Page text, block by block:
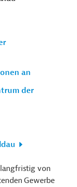
an
der
von
Gewerbe